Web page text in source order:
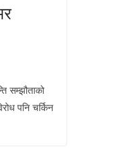
सम्झौताको
पनि चर्किन